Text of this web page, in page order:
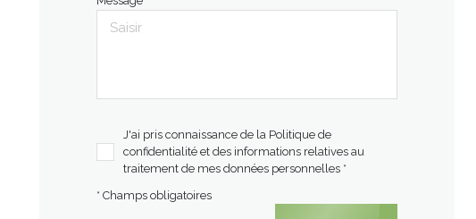
J'ai pris connaissance de la Politique de
confidentialité et des informations relatives au
traitement de mes données personnelles *
* Champs obligatoires